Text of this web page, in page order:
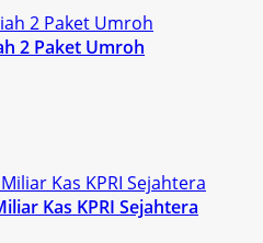
2 Paket Umroh
Kas KPRI Sejahtera